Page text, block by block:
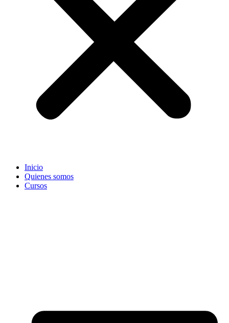
Inicio
Quienes somos
Cursos